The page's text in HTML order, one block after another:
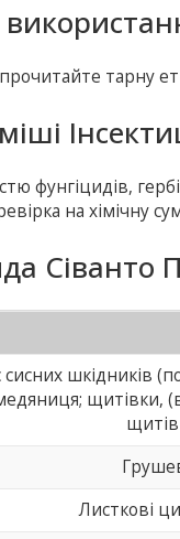
тарну
фунгіцидів,
на хімічну
Сіванто
шкідників
щитівки,
Листкові